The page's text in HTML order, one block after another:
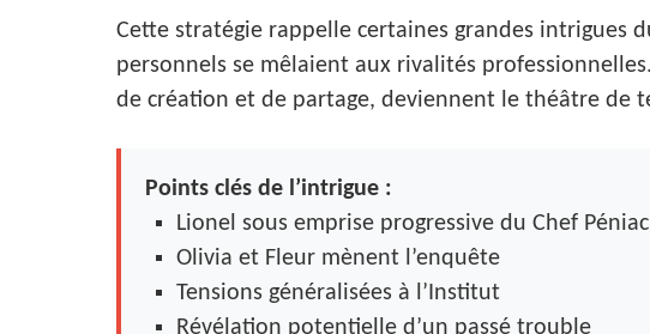
Cette stratégie rappelle certaines grandes intrigues
personnels se mêlaient aux rivalités
de création et de partage, deviennent le théâtre de
Points clés de l’intrigue :
Lionel sous emprise progressive du Chef Péniac
Olivia et Fleur mènent l’enquête
Tensions généralisées à l’Institut
Révélation potentielle d’un passé trouble